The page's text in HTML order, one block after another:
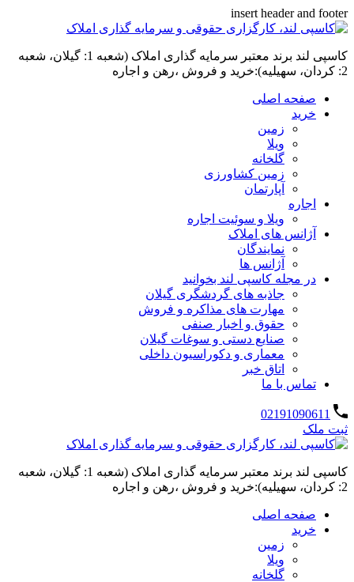
insert header and footer
کاسپی لند برند معتبر سرمایه گذاری املاک (شعبه 1: گیلان، شعبه
2: کردان، سهیلیه):خرید و فروش ،رهن و اجاره
صفحه اصلی
خرید
زمین
ویلا
گلخانه
زمین کشاورزی
آپارتمان
اجاره
ویلا و سوئیت اجاره
آژانس های املاک
نمایندگان
آژانس ها
در مجله کاسپی لند بخوانید
جاذبه های گردشگری گیلان
مهارت های مذاکره و فروش
حقوق و اخبار صنفی
صنایع دستی و سوغات گیلان
معماری و دکوراسیون داخلی
اتاق خبر
تماس با ما
02191090611
ثبت ملک
کاسپی لند برند معتبر سرمایه گذاری املاک (شعبه 1: گیلان، شعبه
2: کردان، سهیلیه):خرید و فروش ،رهن و اجاره
صفحه اصلی
خرید
زمین
ویلا
گلخانه